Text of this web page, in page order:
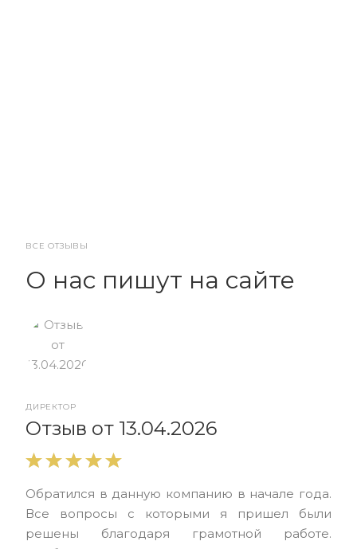
ВСЕ ОТЗЫВЫ
О нас пишут на сайте
ДИРЕКТОР
Отзыв от 13.04.2026
Обратился в данную компанию в начале года.
Все вопросы с которыми я пришел были
решены благодаря грамотной работе.